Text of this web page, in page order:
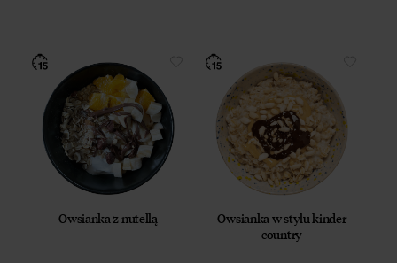
Owsianka z nutellą
Owsianka w stylu kinder
country